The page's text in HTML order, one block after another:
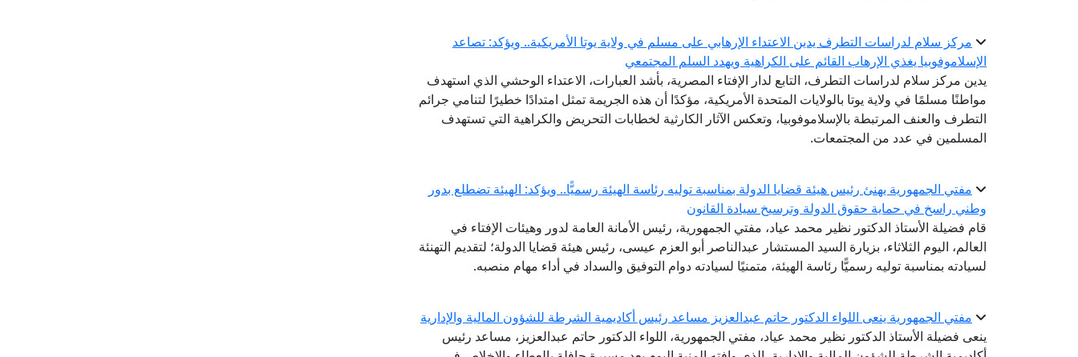
مركز سلام لدراسات التطرف يدين الاعتداء الإرهابي على مسلم في ولاية يوتا الأمريكية.. ويؤكد: تصاعد
الإسلاموفوبيا يغذي الإرهاب القائم على الكراهية ويهدد السلم المجتمعي
يدين مركز سلام لدراسات التطرف، التابع لدار الإفتاء المصرية، بأشد العبارات، الاعتداء الوحشي الذي استهدف
مواطنًا مسلمًا في ولاية يوتا بالولايات المتحدة الأمريكية، مؤكدًا أن هذه الجريمة تمثل امتدادًا خطيرًا لتنامي جرائم
التطرف والعنف المرتبطة بالإسلاموفوبيا، وتعكس الآثار الكارثية لخطابات التحريض والكراهية التي تستهدف
المسلمين في عدد من المجتمعات.
مفتي الجمهورية يهنئ رئيس هيئة قضايا الدولة بمناسبة توليه رئاسة الهيئة رسميًّا.. ويؤكد: الهيئة تضطلع بدور
وطني راسخ في حماية حقوق الدولة وترسيخ سيادة القانون
قام فضيلة الأستاذ الدكتور نظير محمد عياد، مفتي الجمهورية، رئيس الأمانة العامة لدور وهيئات الإفتاء في
العالم، اليوم الثلاثاء، بزيارة السيد المستشار عبدالناصر أبو العزم عيسى، رئيس هيئة قضايا الدولة؛ لتقديم التهنئة
لسيادته بمناسبة توليه رسميًّا رئاسة الهيئة، متمنيًا لسيادته دوام التوفيق والسداد في أداء مهام منصبه.
مفتي الجمهورية ينعى اللواء الدكتور حاتم عبدالعزيز مساعد رئيس أكاديمية الشرطة للشؤون المالية والإدارية
ينعى فضيلة الأستاذ الدكتور نظير محمد عياد، مفتي الجمهورية، اللواء الدكتور حاتم عبدالعزيز، مساعد رئيس